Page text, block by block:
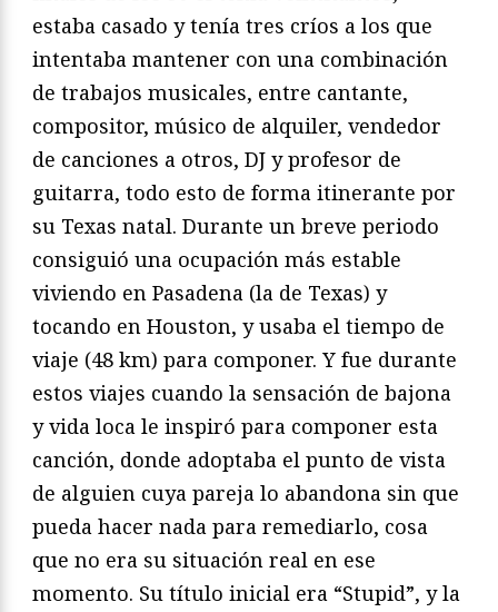
estaba casado y tenía tres críos a los que
intentaba mantener con una combinación
de trabajos musicales, entre cantante,
compositor, músico de alquiler, vendedor
de canciones a otros, DJ y profesor de
guitarra, todo esto de forma itinerante por
su Texas natal. Durante un breve periodo
consiguió una ocupación más estable
viviendo en Pasadena (la de Texas) y
tocando en Houston, y usaba el tiempo de
viaje (48 km) para componer. Y fue durante
estos viajes cuando la sensación de bajona
y vida loca le inspiró para componer esta
canción, donde adoptaba el punto de vista
de alguien cuya pareja lo abandona sin que
pueda hacer nada para remediarlo, cosa
que no era su situación real en ese
momento. Su título inicial era “Stupid”, y la